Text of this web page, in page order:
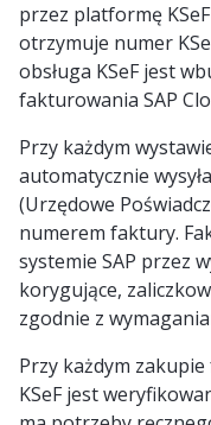
przez platformę
otrzymuje numer
obsługa KSeF jest
fakturowania SAP
Przy każdym
automatycznie
(Urzędowe
numerem faktury.
systemie SAP przez
korygujące,
zgodnie z
Przy każdym
KSeF jest